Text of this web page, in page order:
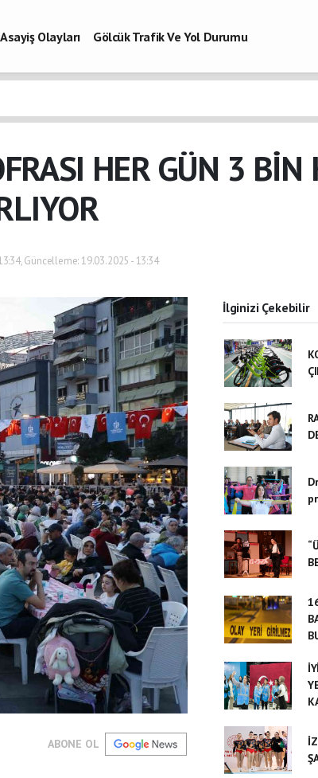
Olayları
Gölcük Trafik Ve Yol Durumu
HER GÜN 3 BİN
Güncelleme: 19.03.2025 - 13:34
ABONE OL
İlginizi Çekebilir